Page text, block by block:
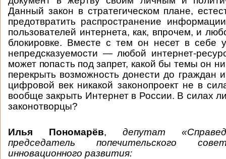
Данный закон в стратегическом плане,
предотвратить распространение
пользователей интернета, как, впрочем, и
блокировке. Вместе с тем он несет в себе
непредсказуемости — любой интернет-
может попасть под запрет, какой бы темы он
перекрыть возможность донести до
цифровой век никакой законопроект не в
вообще закрыть Интернет в России. В силах
законотворцы?
Илья Пономарёв, депутат
председатель попечительского
инновационного развития: